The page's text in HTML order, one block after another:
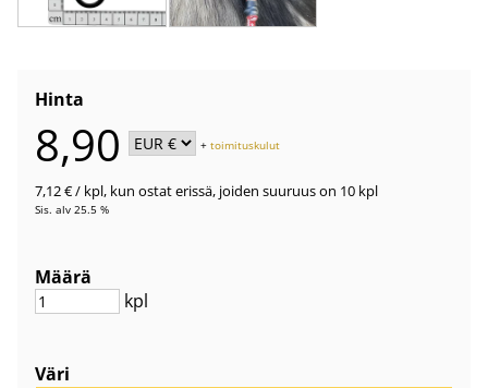
Hinta
8,90 +toimituskulut
7,12 €/ kpl, kun ostat erissä, joiden suuruus on 10 kpl
Sis. alv 25.5 %
Määrä
kpl
Väri